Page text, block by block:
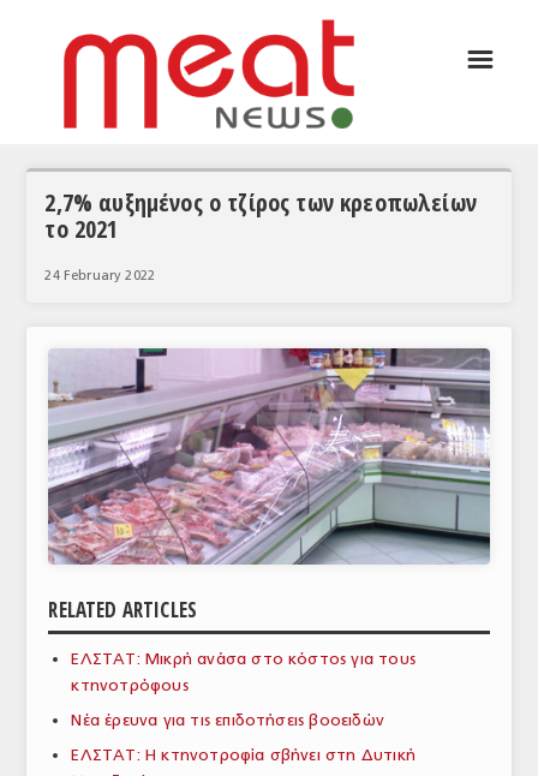
ΣΥΝΕΝΤΕΥΞΕΙΣ
ΘΕΜΑΤΑ
ΚΟΣΜΟΣ
ΕΙΔΗΣΕΙΣ
ΕΥΡΩΠΑΪΚΕΣ ΑΠΟΦΑΣΕΙΣ
ΘΕΜΑΤΑ
ΕΜΠΟΡΙΚΟΣ ΚΑΤΑΛΟΓΟΣ
ΠΑΡΑΓΩΓΗ & ΕΜΠΟΡΙΑ
ΣΦΑΓΕΙΑ
ΠΡΩΤΕΣ ΥΛΕΣ
☰
2,7% αυξημένος ο τζίρος των κρεοπωλείων
το 2021
24 February 2022
RELATED ARTICLES
ΕΛΣΤΑΤ: Μικρή ανάσα στο κόστος για τους
κτηνοτρόφους
Νέα έρευνα για τις επιδοτήσεις βοοειδών
ΕΛΣΤΑΤ: Η κτηνοτροφία σβήνει στη Δυτική